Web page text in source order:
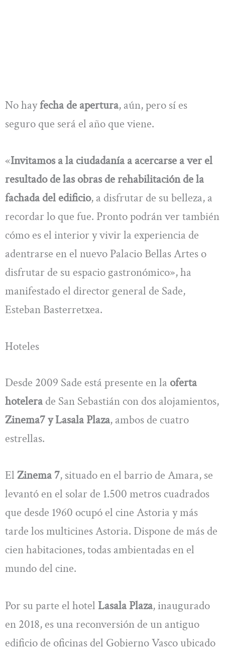
No hayfecha de apertura, aún, pero sí es
seguro que será el año que viene.
«Invitamos a la ciudadanía a acercarse a ver el
resultado de las obras de rehabilitación de la
fachada del edificio, a disfrutar de su belleza, a
recordar lo que fue. Pronto podrán ver también
cómo es el interior y vivir la experiencia de
adentrarse en el nuevo Palacio Bellas Artes o
disfrutar de su espacio gastronómico», ha
manifestado el director general de Sade,
Esteban Basterretxea.
Hoteles
Desde 2009 Sade está presente en la oferta
hotelerade San Sebastián con dos alojamientos,
Zinema7 y Lasala Plaza, ambos de cuatro
estrellas.
El Zinema 7, situado en el barrio de Amara, se
levantó en el solar de 1.500 metros cuadrados
que desde 1960 ocupó el cine Astoria y más
tarde los multicines Astoria. Dispone de más de
cien habitaciones, todas ambientadas en el
mundo del cine.
Por su parte el hotel Lasala Plaza, inaugurado
en 2018, es una reconversión de un antiguo
edificio de oficinas del Gobierno Vasco ubicado